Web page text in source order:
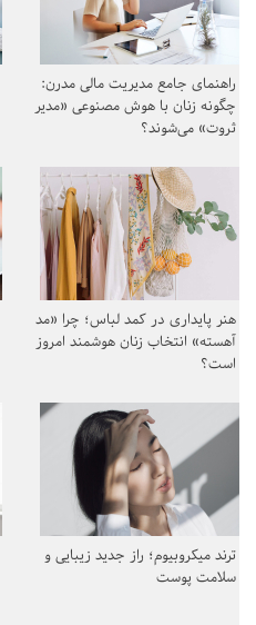
راهنمای جامع مدیریت مالی مدرن:
چگونه زنان با هوش مصنوعی «مدیر
ثروت» می‌شوند؟
هنر پایداری در کمد لباس؛ چرا «مد
آهسته» انتخاب زنان هوشمند امروز
است؟
ترند میکروبیوم؛ راز جدید زیبایی و
سلامت پوست